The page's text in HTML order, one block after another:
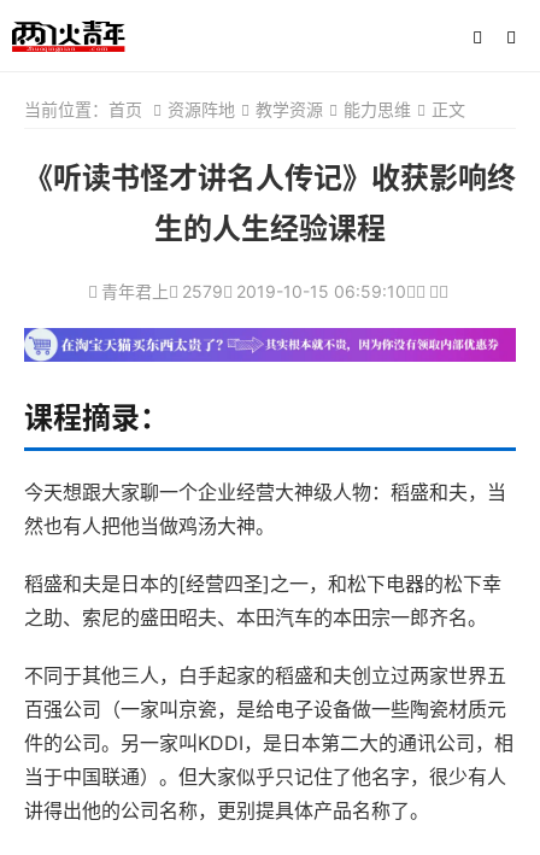
当前位置： 首页 资源阵地 教学资源 能力思维 正文
《听读书怪才讲名人传记》收获影响终
生的人生经验课程
青年君上 2579 2019-10-15 06:59:10
课程摘录：
今天想跟大家聊一个企业经营大神级人物：稻盛和夫，当
然也有人把他当做鸡汤大神。
稻盛和夫是日本的[经营四圣]之一，和松下电器的松下幸
之助、索尼的盛田昭夫、本田汽车的本田宗一郎齐名。
不同于其他三人，白手起家的稻盛和夫创立过两家世界五
百强公司（一家叫京瓷，是给电子设备做一些陶瓷材质元
件的公司。另一家叫KDDI，是日本第二大的通讯公司，相
当于中国联通）。但大家似乎只记住了他名字，很少有人
讲得出他的公司名称，更别提具体产品名称了。